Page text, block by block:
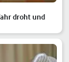
droht und